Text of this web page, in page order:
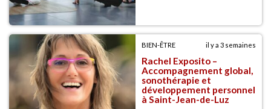
BIEN-ÊTRE il y a 3 semaines
Rachel Exposito –
Accompagnement global,
sonothérapie et
développement personnel
à Saint-Jean-de-Luz